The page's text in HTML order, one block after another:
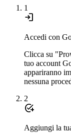
1
login
Accedi con
Clicca su
tuo account
appariranno
nessuna
2
add_task
Aggiungi la